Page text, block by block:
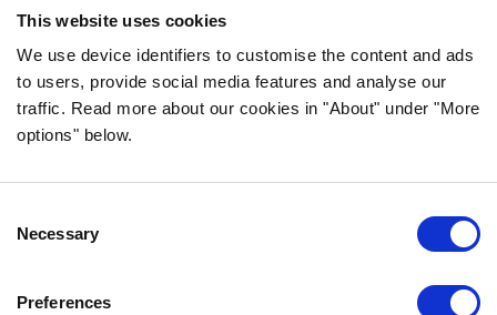
This website uses cookies
We use device identifiers to customise the content and ads
to users, provide social media features and analyse our
traffic. Read more about our cookies in "About" under "More
options" below.
Selection
Necessary
Preferences
INFORMATION
VANLIGA FRÅGOR & SVAR
OM FÖRETAGET